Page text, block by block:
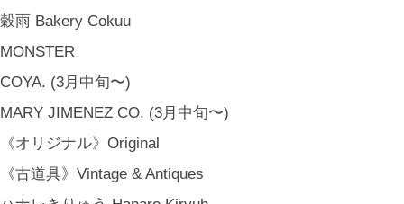
穀雨 Bakery Cokuu
MONSTER
COYA. (3月中旬〜)
MARY JIMENEZ CO. (3月中旬〜)
《オリジナル》Original
《古道具》Vintage & Antiques